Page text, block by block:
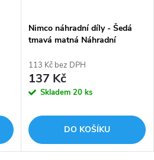
Nimco náhradní díly - Šedá
tmavá matná Náhradní
113 Kč bez DPH
137 Kč
Skladem 20 ks
DO KOŠÍKU